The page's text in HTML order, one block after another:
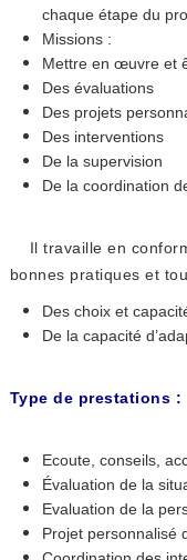
chaque étape du
Missions :
Mettre en œuvre et
Des évaluations
Des projets
Des interventions
De la supervision
De la coordination
Il travaille en
bonnes pratiques et
Des choix et
De la capacité
Type de prestations :
Ecoute, conseils,
Évaluation de la
Evaluation de la
Projet personnalisé